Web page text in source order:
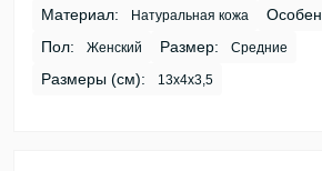
Материал: Натуральная кожа
Пол: Женский Размер: Средние
Размеры (см): 13х4х3,5